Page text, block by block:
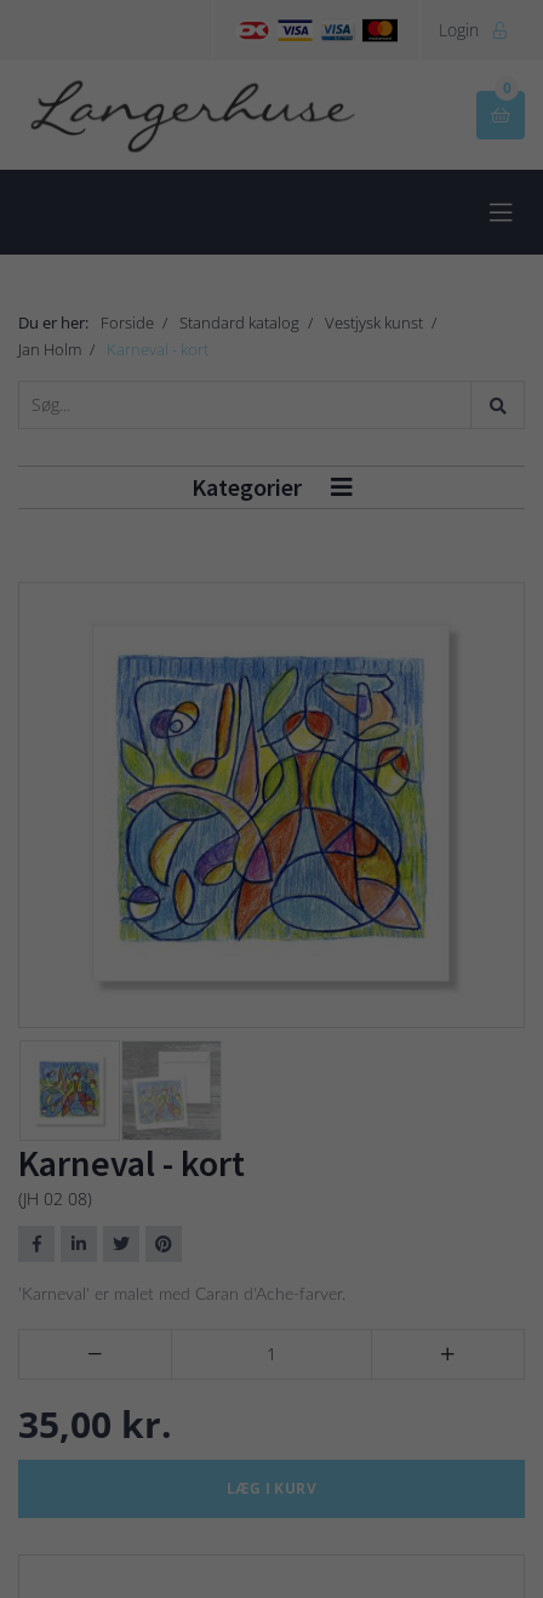
Login 

0

Du er her: Forside Standard katalog
Vestjysk kunst
Jan Holm
Karneval - kort
Kategorier 
Karneval - kort
(JH 02 08)
'Karneval' er malet med Caran d'Ache-farver.
 
35,00 kr.
LÆG I KURV